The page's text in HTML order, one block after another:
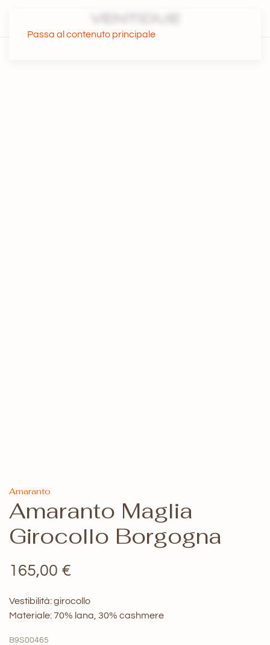
Passa al contenuto principale
Amaranto
Amaranto Maglia
Girocollo Borgogna
165,00 €
Vestibilità: girocollo
Materiale: 70% lana, 30% cashmere
B9S00465